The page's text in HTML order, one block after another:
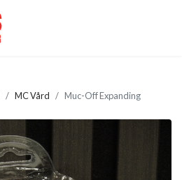
MC Vård Muc-Off Expanding